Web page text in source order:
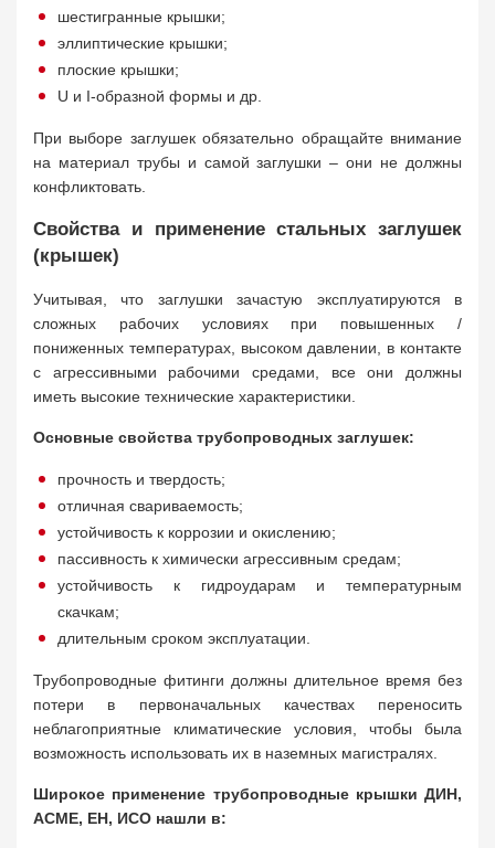
шестигранные крышки;
эллиптические крышки;
плоские крышки;
U и I-образной формы и др.
При выборе заглушек обязательно обращайте внимание
на материал трубы и самой заглушки – они не должны
конфликтовать.
Свойства и применение стальных заглушек
(крышек)
Учитывая, что заглушки зачастую эксплуатируются в
сложных рабочих условиях при повышенных /
пониженных температурах, высоком давлении, в контакте
с агрессивными рабочими средами, все они должны
иметь высокие технические характеристики.
Основные свойства трубопроводных заглушек:
прочность и твердость;
отличная свариваемость;
устойчивость к коррозии и окислению;
пассивность к химически агрессивным средам;
устойчивость к гидроударам и температурным
скачкам;
длительным сроком эксплуатации.
Трубопроводные фитинги должны длительное время без
потери в первоначальных качествах переносить
неблагоприятные климатические условия, чтобы была
возможность использовать их в наземных магистралях.
Широкое применение трубопроводные крышки ДИН,
АСМЕ, ЕН, ИСО нашли в: